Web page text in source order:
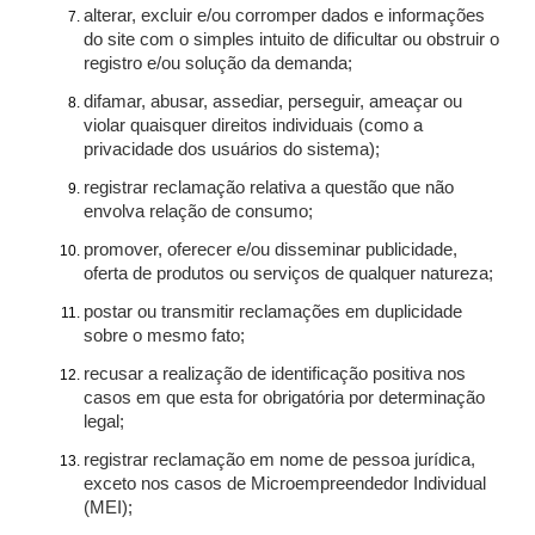
alterar, excluir e/ou corromper dados e informações
do site com o simples intuito de dificultar ou obstruir o
registro e/ou solução da demanda;
difamar, abusar, assediar, perseguir, ameaçar ou
violar quaisquer direitos individuais (como a
privacidade dos usuários do sistema);
registrar reclamação relativa a questão que não
envolva relação de consumo;
promover, oferecer e/ou disseminar publicidade,
oferta de produtos ou serviços de qualquer natureza;
postar ou transmitir reclamações em duplicidade
sobre o mesmo fato;
recusar a realização de identificação positiva nos
casos em que esta for obrigatória por determinação
legal;
registrar reclamação em nome de pessoa jurídica,
exceto nos casos de Microempreendedor Individual
(MEI);